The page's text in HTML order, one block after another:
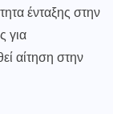
ένταξης στην
για
αίτηση στην